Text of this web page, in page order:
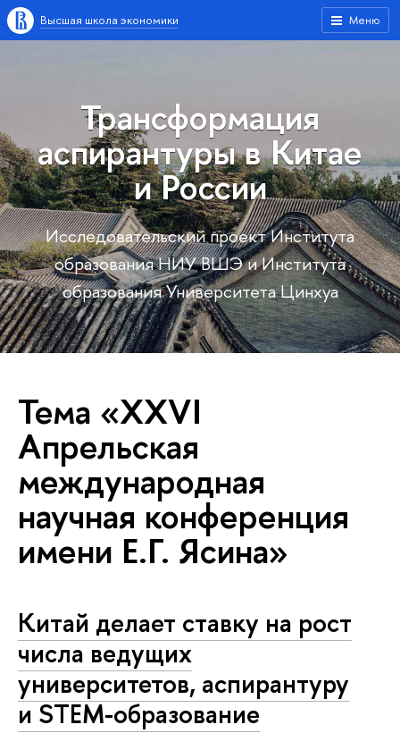
Меню
Высшая школа экономики
Трансформация
аспирантуры в Китае
и России
Исследовательский проект Института
образования НИУ ВШЭ и Института
образования Университета Цинхуа
Тема «XXVI
Апрельская
международная
научная конференция
имени Е.Г. Ясина»
Китай делает ставку на рост
числа ведущих
университетов, аспирантуру
и STEM-образование